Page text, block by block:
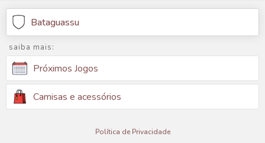
Bataguassu
saiba mais:
Próximos Jogos
Camisas e acessórios
Política de Privacidade